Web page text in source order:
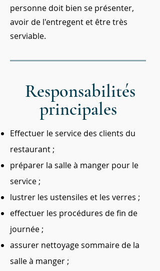
personne doit bien se présenter,
avoir de l'entregent et être très
serviable.
Responsabilités
principales
Effectuer le service des clients du
restaurant ;
préparer la salle à manger pour le
service ;
lustrer les ustensiles et les verres ;
effectuer les procédures de fin de
journée ;
assurer nettoyage sommaire de la
salle à manger ;